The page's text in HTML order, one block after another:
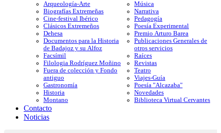
Arqueología-Arte
Biografías Extremeñas
Cine-festival Ibérico
Clásicos Extremeños
Dehesa
Documentos para la Historia
de Badajoz y su Alfoz
Facsímil
Filologia Rodríguez Moñino
Fuera de colección y Fondo
antiguo
Gastronomía
Historia
Montano
Música
Narrativa
Pedagogía
Poesía Experimental
Premio Arturo Barea
Publicaciones Generales de
otros servicios
Raíces
Revistas
Teatro
Viajes-Guía
Poesía "Alcazaba"
Novedades
Biblioteca Virtual Cervantes
Contacto
Noticias